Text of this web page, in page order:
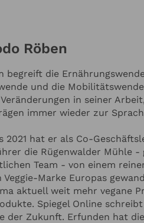
mitzuwirken. Godo Röben ist Investor und
(vegane
Fisch). Damit die
die Politik, sei es als Beirat
oder als Leiter
in Deutschland gelingen
Bundesverbandes der
Bereits 2015 wurde er als
zum "CMO of the Year"
den größten CMO´s
zum Telekom-CMO.
Röben
begreift die
und die
in seiner
immer wieder zur
2021 hat er als Co-
die Rügenwalder Mühle -
Team - von einem
Marke Europas
aktuell weit mehr vegane
Spiegel Online
der Zukunft. Erfunden hat
Adresse*